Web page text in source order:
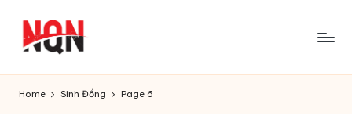
Home Sinh Đồng Page 6